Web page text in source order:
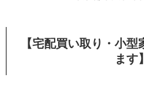
【宅配買い取り・小
ます】